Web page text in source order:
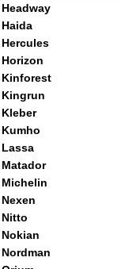
Headway
Haida
Hercules
Horizon
Kinforest
Kingrun
Kleber
Kumho
Lassa
Matador
Michelin
Nexen
Nitto
Nokian
Nordman